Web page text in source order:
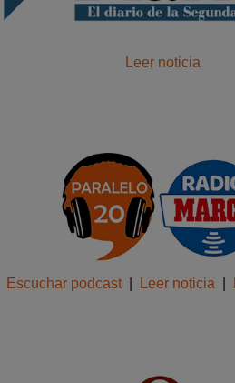
Leer noticia
Escuchar podcast| Leer noticia